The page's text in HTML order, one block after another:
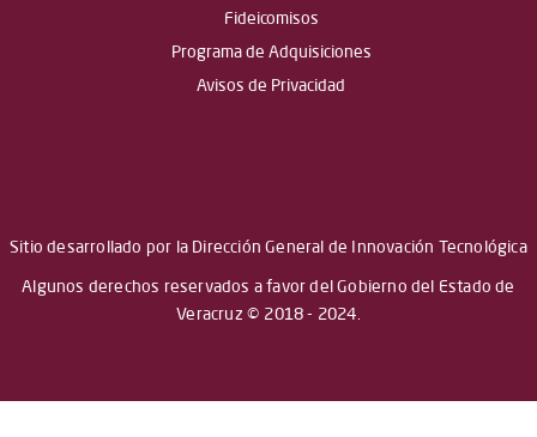
Fideicomisos
Programa de Adquisiciones
Avisos de Privacidad
Sitio desarrollado por la Dirección General de Innovación Tecnológica
Algunos derechos reservados a favor del Gobierno del Estado de
Veracruz © 2018 - 2024.